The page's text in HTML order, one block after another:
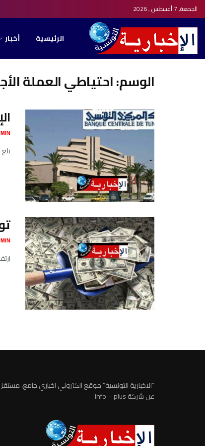
الجمعة, 7 أغسطس , 2026
الرئيسية أخبار
الوسم:احتياطي العملة
بلغ
ارتفع
“الاخبارية التونسية” موقع الكتروني اخباري جامع،
عن شركة info – plus